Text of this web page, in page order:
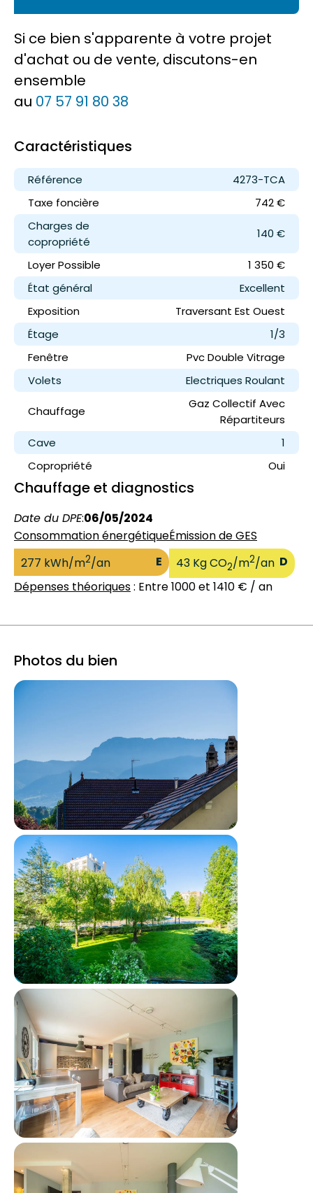
Si ce bien s'apparente à votre projet
d'achat ou de vente, discutons-en
ensemble
au 07 57 91 80 38
Caractéristiques
Référence
4273-TCA
Taxe foncière
742 €
Charges de
copropriété
140 €
LoyerPossible
1 350 €
État général
Excellent
Exposition
Traversant Est Ouest
Étage
1/3
Fenêtre
Pvc Double Vitrage
Volets
Electriques Roulant
Chauffage
Gaz Collectif Avec
Répartiteurs
Cave
1
Copropriété
Oui
Chauffage et diagnostics
Date du DPE:06/05/2024
Consommation énergétique
277 kWh/m2/an E
Émission de GES
43 Kg CO2/m2/an D
Dépenses théoriques: Entre 1000 et 1410 € / an
Photos du bien